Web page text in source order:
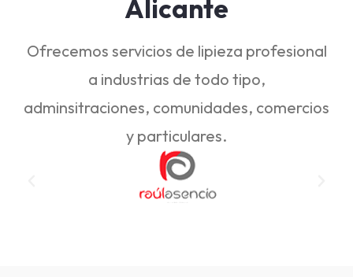
Alicante
Ofrecemos servicios de lipieza profesional
a industrias de todo tipo,
adminsitraciones, comunidades, comercios
y particulares.